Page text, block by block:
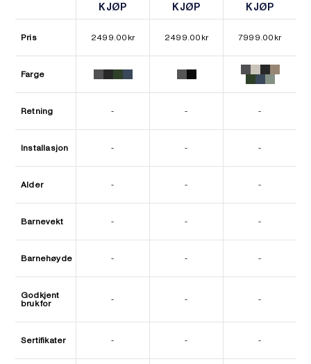
KJØP
KJØP
KJØP
KJØP
KJØP
KJØP
Pris 2499.00 kr 2499.00 kr 7999.00 kr
Farge
Retning - - -
Installasjon - - -
Alder - - -
Barnevekt - - -
Barnehøyde - - -
Godkjent
bruk for
- - -
Sertifikater - - -